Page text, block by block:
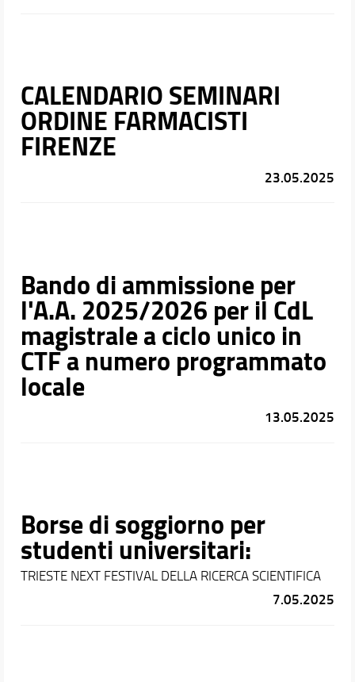
CALENDARIO SEMINARI
ORDINE FARMACISTI
FIRENZE
23.05.2025
Bando di ammissione per
l'A.A. 2025/2026 per il CdL
magistrale a ciclo unico in
CTF a numero programmato
locale
13.05.2025
Borse di soggiorno per
studenti universitari:
TRIESTE NEXT FESTIVAL DELLA RICERCA SCIENTIFICA
7.05.2025